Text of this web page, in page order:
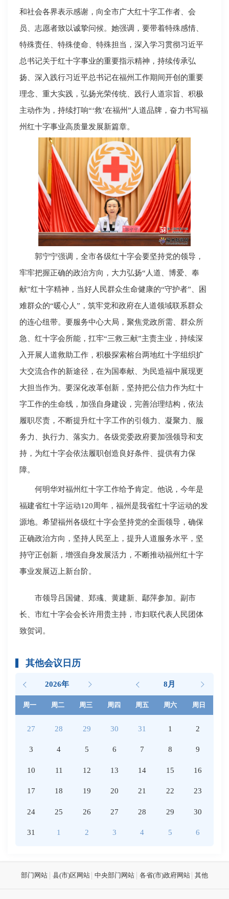
和社会各界表示感谢，向全市广大红十字工作者、会
员、志愿者致以诚挚问候。她强调，要带着特殊感情、
特殊责任、特殊使命、特殊担当，深入学习贯彻习近平
总书记关于红十字事业的重要指示精神，持续传承弘
扬、深入践行习近平总书记在福州工作期间开创的重要
理念、重大实践，弘扬光荣传统、践行人道宗旨、积极
主动作为，持续打响“‘救’在福州”人道品牌，奋力书写福
州红十字事业高质量发展新篇章。
郭宁宁强调，全市各级红十字会要坚持党的领导，
牢牢把握正确的政治方向，大力弘扬“人道、博爱、奉
献”红十字精神，当好人民群众生命健康的“守护者”、困
难群众的“暖心人”，筑牢党和政府在人道领域联系群众
的连心纽带。要服务中心大局，聚焦党政所需、群众所
急、红十字会所能，扛牢“三救三献”主责主业，持续深
入开展人道救助工作，积极探索榕台两地红十字组织扩
大交流合作的新途径，在为国奉献、为民造福中展现更
大担当作为。要深化改革创新，坚持把公信力作为红十
字工作的生命线，加强自身建设，完善治理结构，依法
履职尽责，不断提升红十字工作的引领力、凝聚力、服
务力、执行力、落实力。各级党委政府要加强领导和支
持，为红十字会依法履职创造良好条件、提供有力保
障。
何明华对福州红十字工作给予肯定。他说，今年是
福建省红十字运动120周年，福州是我省红十字运动的发
源地。希望福州各级红十字会坚持党的全面领导，确保
正确政治方向，坚持人民至上，提升人道服务水平，坚
持守正创新，增强自身发展活力，不断推动福州红十字
事业发展迈上新台阶。
市领导吕国健、郑彧、黄建新、鄢萍参加。副市
长、市红十字会会长许用贵主持，市妇联代表人民团体
致贺词。
其他会议日历
2026年 8月
周一 周二 周三 周四 周五 周六 周日
27 28 29 30 31 1 2
3 4 5 6 7 8 9
10 11 12 13 14 15 16
17 18 19 20 21 22 23
24 25 26 27 28 29 30
31 1 2 3 4 5 6
部门网站 县(市)区网站 中央部门网站 各省(市)政府网站 其他